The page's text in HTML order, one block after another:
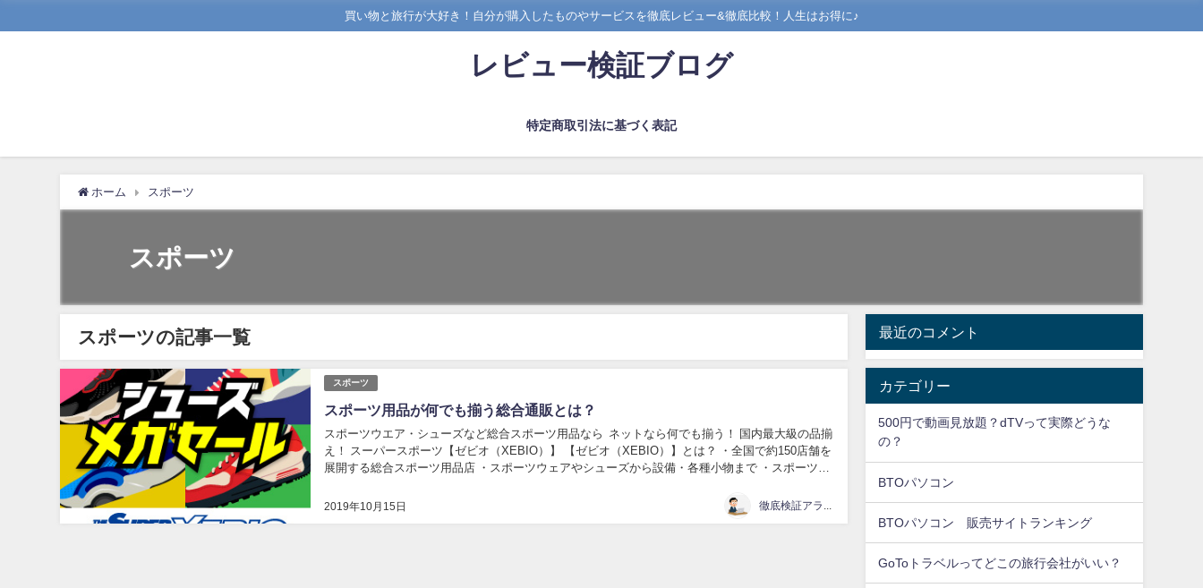
買い物と旅行が大好き！自分が購入したものやサービスを徹底レビュー&徹底比較！人生はお得に♪
レビュー検証ブログ
特定商取引法に基づく表記
ホーム スポーツ
スポーツ
スポーツの記事一覧
スポーツ
スポーツ用品が何でも揃う総合通販とは？
2019年10月15日
スポーツウエア・シューズなど総合スポーツ用品なら ネットなら何でも揃う！ 国内最大級の品揃
え！ スーパースポーツ【ゼビオ（XEBIO）】 【ゼビオ（XEBIO）】とは？ ・全国で約150店舗を
展開する総合スポーツ用品店 ・スポーツウェアやシューズから設備・各種小物まで ・スポーツ関
最近のコメント
カテゴリー
500円で動画見放題？dTVって実際どうな
の？
BTOパソコン
BTOパソコン 販売サイトランキング
GoToトラベルってどこの旅行会社がいい？